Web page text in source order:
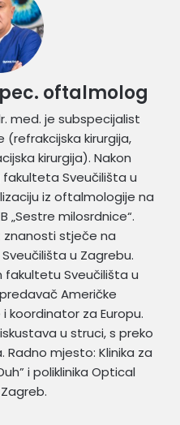
oftalmolog
med. je subspecijalist
(refrakcijska kirurgija,
kirurgija). Nakon
Sveučilišta u
iz oftalmologije na
„Sestre milosrdnice“.
stječe na
u Zagrebu.
fakultetu Sveučilišta u
Američke
za Europu.
u struci, s preko
mjesto: Klinika za
i poliklinika Optical